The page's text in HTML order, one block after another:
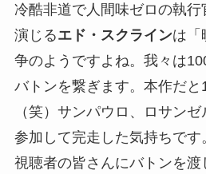
冷酷非道で人間味ゼロの執行
演じるエド・スクラインは「
争のようですよね。我々は
バトンを繋ぎます。本作だ
（笑）サンパウロ、ロサン
参加して完走した気持ちです
視聴者の皆さんにバトンを渡